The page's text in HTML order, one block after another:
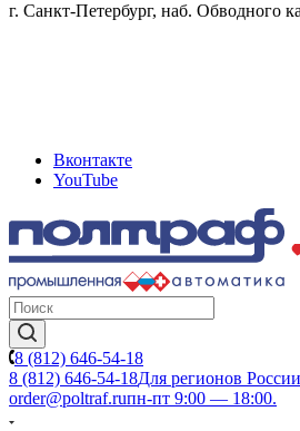
г. Санкт-Петербург, наб. Обводного
Вконтакте
YouTube
8 (812) 646-54-18
8 (812) 646-54-18Для регионов России
order@poltraf.ruпн-пт 9:00 — 18:00.